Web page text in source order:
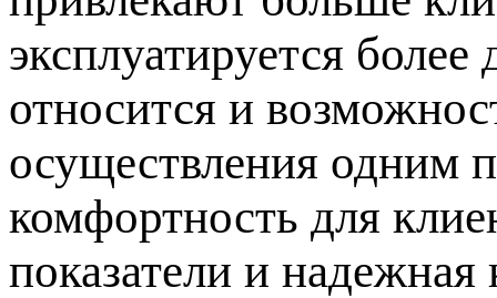
эксплуатируется
относится и
осуществления одним
комфортность для
показатели и надежная